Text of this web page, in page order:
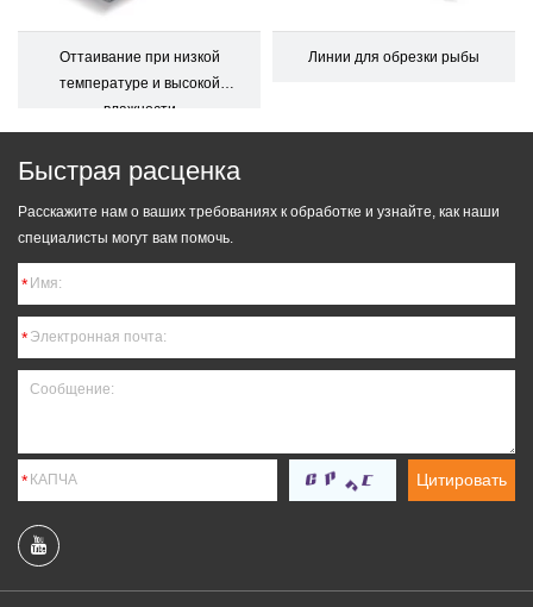
Оттаивание при низкой
температуре и высокой
влажности
Линии для обрезки рыбы
Быстрая расценка
Расскажите нам о ваших требованиях к обработке и узнайте, как наши
специалисты могут вам помочь.